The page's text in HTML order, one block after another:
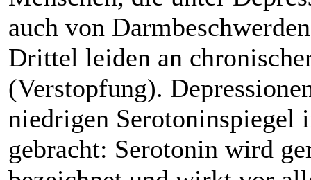
auch von
Drittel leiden an
(Verstopfung).
niedrigen Serotoninspiegel
gebracht: Serotonin wird